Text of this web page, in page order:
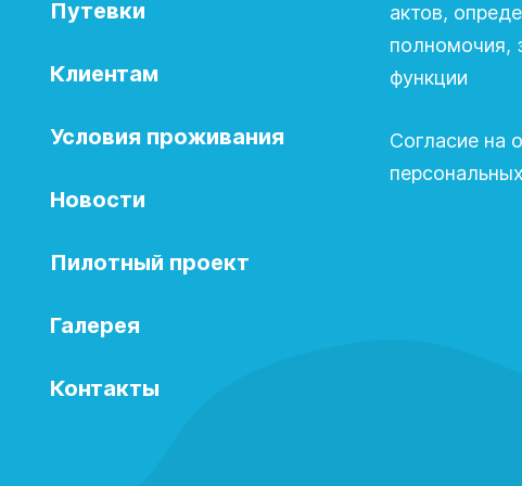
Путевки
Клиентам
Условия проживания
Новости
Пилотный проект
Галерея
Контакты
актов,
полномочия,
функции
Согласие на